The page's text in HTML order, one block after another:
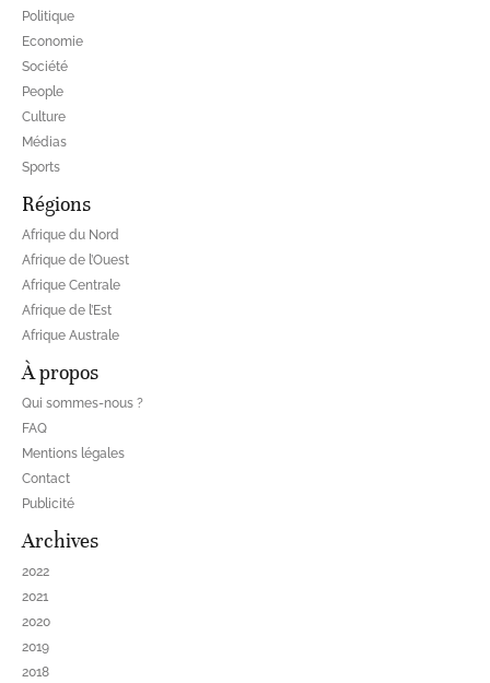
Politique
Economie
Société
People
Culture
Médias
Sports
Régions
Afrique du Nord
Afrique de l’Ouest
Afrique Centrale
Afrique de l’Est
Afrique Australe
À propos
Qui sommes-nous ?
FAQ
Mentions légales
Contact
Publicité
Archives
2022
2021
2020
2019
2018